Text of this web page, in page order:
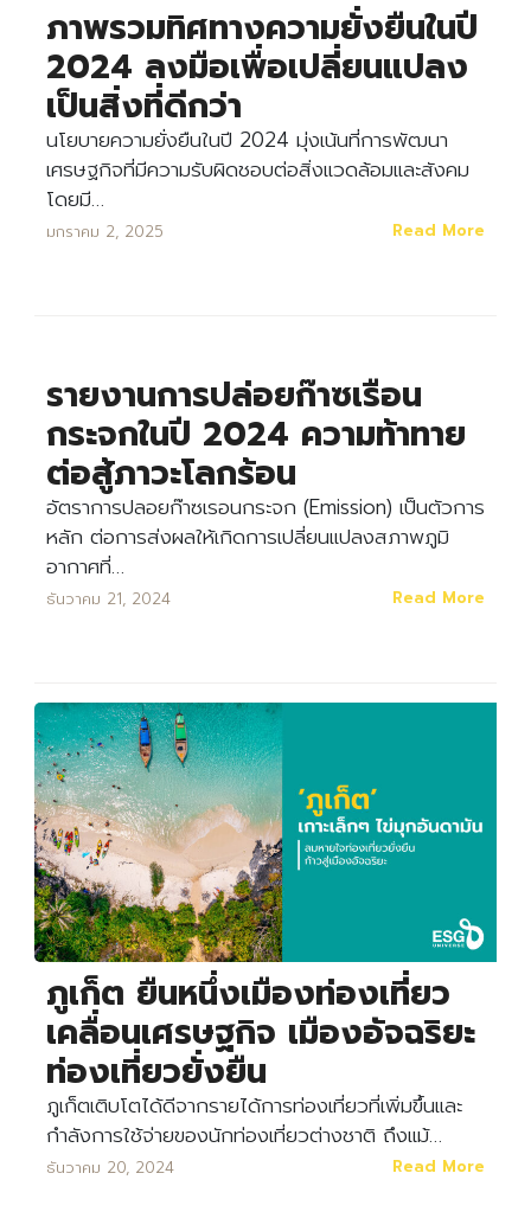
ภาพรวมทิศทางความยั่งยืนในปี
2024 ลงมือเพื่อเปลี่ยนแปลง
เป็นสิ่งที่ดีกว่า
นโยบายความยั่งยืนในปี 2024 มุ่งเน้นที่การพัฒนา
เศรษฐกิจที่มีความรับผิดชอบต่อสิ่งแวดล้อมและสังคม
โดยมี…
มกราคม 2, 2025 Read More
รายงานการปล่อยก๊าซเรือน
กระจกในปี 2024 ความท้าทาย
ต่อสู้ภาวะโลกร้อน
อัตราการปลอยก๊าซเรอนกระจก (Emission) เป็นตัวการ
หลัก ต่อการส่งผลให้เกิดการเปลี่ยนแปลงสภาพภูมิ
อากาศที่…
ธันวาคม 21, 2024 Read More
ภูเก็ต ยืนหนึ่งเมืองท่องเที่ยว
เคลื่อนเศรษฐกิจ เมืองอัจฉริยะ
ท่องเที่ยวยั่งยืน
ภูเก็ตเติบโตได้ดีจากรายได้การท่องเที่ยวที่เพิ่มขึ้นและ
กำลังการใช้จ่ายของนักท่องเที่ยวต่างชาติ ถึงแม้…
ธันวาคม 20, 2024 Read More